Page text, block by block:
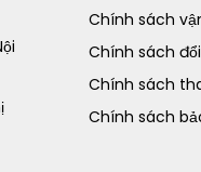
Chính sách
Chính sách
Chính sách
Chính sách